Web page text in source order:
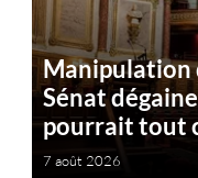
Manipulation
Sénat
pourrait tout
7 août 2026